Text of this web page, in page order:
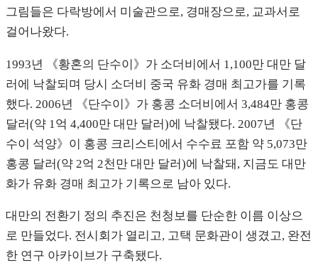
그림들은 다락방에서 미술관으로, 경매장으로, 교과서로
걸어나왔다.
1993년 《황혼의 단수이》가 소더비에서 1,100만 대만 달
러에 낙찰되며 당시 소더비 중국 유화 경매 최고가를 기록
했다. 2006년 《단수이》가 홍콩 소더비에서 3,484만 홍콩
달러(약 1억 4,400만 대만 달러)에 낙찰됐다. 2007년 《단
수이 석양》이 홍콩 크리스티에서 수수료 포함 약 5,073만
홍콩 달러(약 2억 2천만 대만 달러)에 낙찰돼, 지금도 대만
화가 유화 경매 최고가 기록으로 남아 있다.
대만의 전환기 정의 추진은 천청보를 단순한 이름 이상으
로 만들었다. 전시회가 열리고, 고택 문화관이 생겼고, 완전
한 연구 아카이브가 구축됐다.